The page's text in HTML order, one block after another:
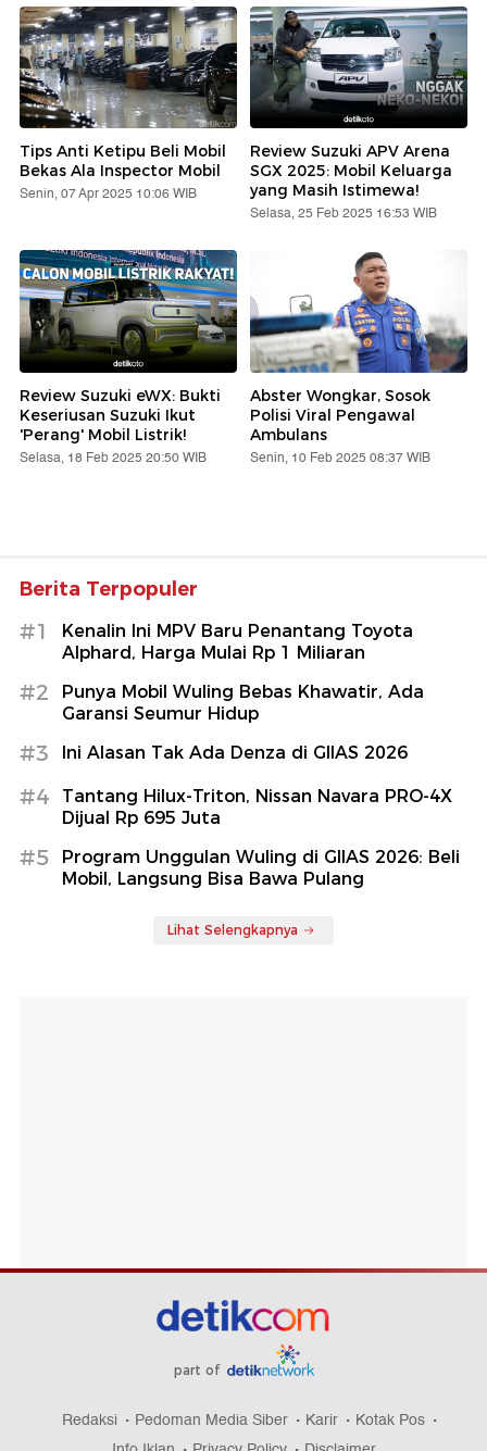
Tips Anti Ketipu Beli Mobil
Bekas Ala Inspector Mobil
Senin, 07 Apr 2025 10:06 WIB
Review Suzuki APV Arena
SGX 2025: Mobil Keluarga
yang Masih Istimewa!
Selasa, 25 Feb 2025 16:53 WIB
Review Suzuki eWX: Bukti
Keseriusan Suzuki Ikut
'Perang' Mobil Listrik!
Selasa, 18 Feb 2025 20:50 WIB
Abster Wongkar, Sosok
Polisi Viral Pengawal
Ambulans
Senin, 10 Feb 2025 08:37 WIB
Berita Terpopuler
#1
Kenalin Ini MPV Baru Penantang Toyota
Alphard, Harga Mulai Rp 1 Miliaran
#2
Punya Mobil Wuling Bebas Khawatir, Ada
Garansi Seumur Hidup
#3 Ini Alasan Tak Ada Denza di GIIAS 2026
#4
Tantang Hilux-Triton, Nissan Navara PRO-4X
Dijual Rp 695 Juta
#5
Program Unggulan Wuling di GIIAS 2026: Beli
Mobil, Langsung Bisa Bawa Pulang
Lihat Selengkapnya
part of
Redaksi Pedoman Media Siber Karir
Kotak Pos